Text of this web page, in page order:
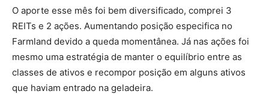
O aporte esse mês foi bem diversificado, comprei 3
REITs e 2 ações. Aumentando posição especifica no
Farmland devido a queda momentânea. Já nas ações foi
mesmo uma estratégia de manter o equilíbrio entre as
classes de ativos e recompor posição em alguns ativos
que haviam entrado na geladeira.